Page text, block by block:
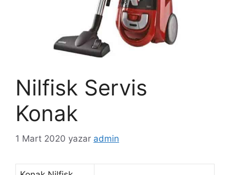
Nilfisk Servis
Konak
1 Mart 2020 yazar admin